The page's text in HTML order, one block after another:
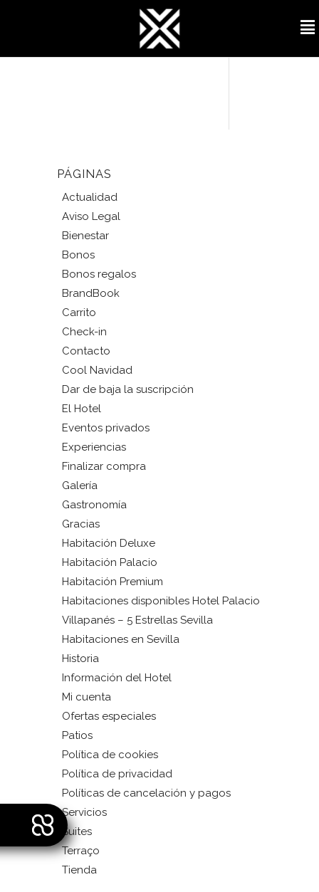
PÁGINAS
Actualidad
Aviso Legal
Bienestar
Bonos
Bonos regalos
BrandBook
Carrito
Check-in
Contacto
Cool Navidad
Dar de baja la suscripción
El Hotel
Eventos privados
Experiencias
Finalizar compra
Galería
Gastronomía
Gracias
Habitación Deluxe
Habitación Palacio
Habitación Premium
Habitaciones disponibles Hotel Palacio
Villapanés – 5 Estrellas Sevilla
Habitaciones en Sevilla
Historia
Información del Hotel
Mi cuenta
Ofertas especiales
Patios
Política de cookies
Política de privacidad
Políticas de cancelación y pagos
Servicios
Suites
Terraço
Tienda